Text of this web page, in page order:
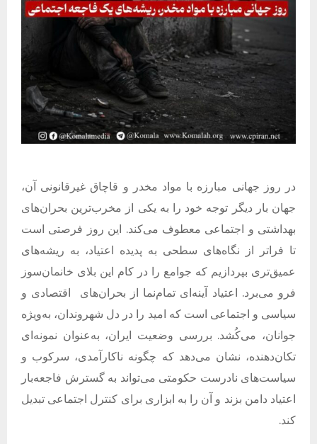
در روز جهانی مبارزه با مواد مخدر و قاچاق غیرقانونی آن،
جهان بار دیگر توجه خود را به یکی از مخرب‌ترین بحران‌های
بهداشتی و اجتماعی معطوف می‌کند. این روز فرصتی است
تا فراتر از نگاه‌های سطحی به پدیده اعتیاد، به ریشه‌های
عمیق‌تری بپردازیم که جوامع را در کام این بلای خانمان‌سوز
فرو می‌برد. اعتیاد آینه‌ای تمام‌نما از بحران‌های
اقتصادی و
سیاسی و اجتماعی است که امید را در دل شهروندان، به‌ویژه
جوانان، می‌کُشد. بررسی وضعیت ایران، به‌عنوان نمونه‌ای
تکان‌دهنده، نشان می‌دهد که چگونه ناکارآمدی، سرکوب و
سیاست‌های نادرست حکومتی می‌تواند به گسترش فاجعه‌بار
اعتیاد دامن بزند و آن را به ابزاری برای کنترل اجتماعی تبدیل
کند.